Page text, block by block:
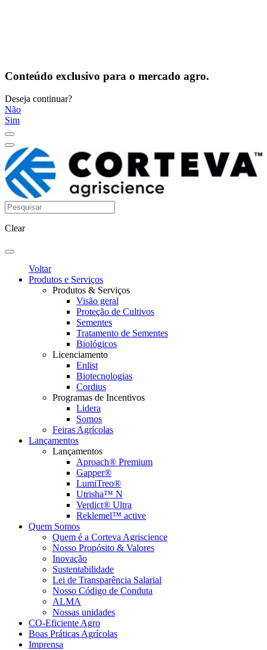
Conteúdo exclusivo para o mercado agro.
Deseja continuar?
Não
Sim
Clear
Voltar
Produtos e Serviços
Produtos & Serviços
Visão geral
Proteção de Cultivos
Sementes
Tratamento de Sementes
Biológicos
Licenciamento
Enlist
Biotecnologias
Cordius
Programas de Incentivos
Lidera
Somos
Feiras Agrícolas
Lançamentos
Lançamentos
Aproach® Premium
Gapper®
LumiTreo®
Utrisha™ N
Verdict® Ultra
Reklemel™ active
Quem Somos
Quem é a Corteva Agriscience
Nosso Propósito & Valores
Inovação
Sustentabilidade
Lei de Transparência Salarial
Nosso Código de Conduta
ALMA
Nossas unidades
CO-Eficiente Agro
Boas Práticas Agrícolas
Imprensa